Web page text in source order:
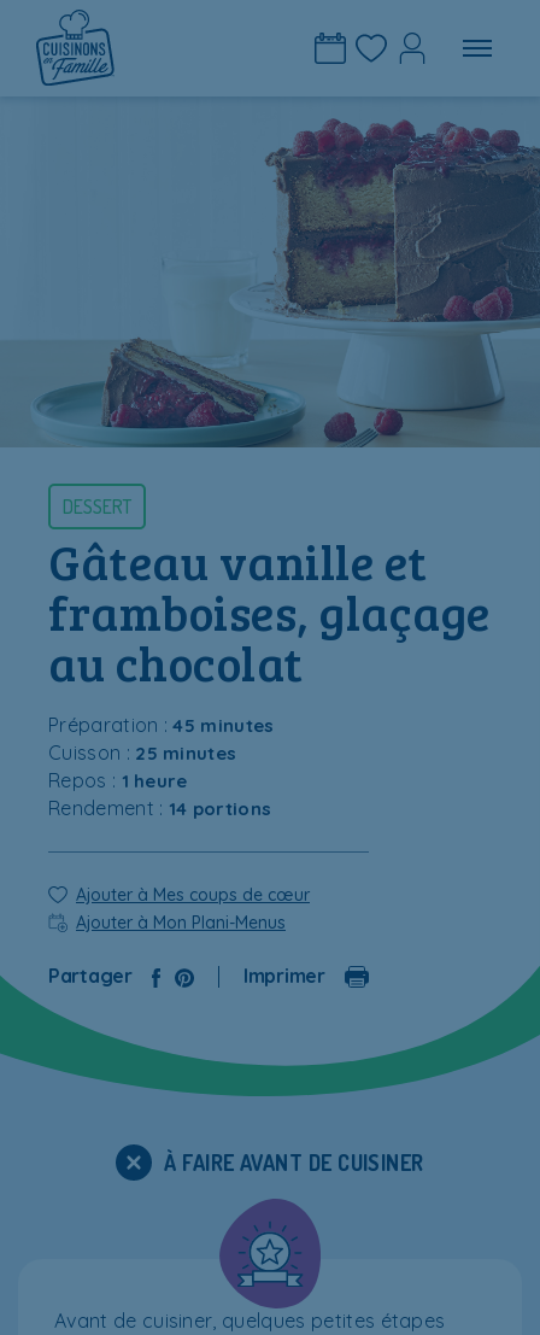
DESSERT
Gâteau vanille et
framboises, glaçage
au chocolat
Préparation :45 minutes
Cuisson : 25 minutes
Repos : 1 heure
Rendement : 14 portions
Ajouter à Mes coups de cœur
Ajouter à Mon Plani-Menus
Partager Imprimer
À FAIRE AVANT DE CUISINER
Avant de cuisiner, quelques petites étapes